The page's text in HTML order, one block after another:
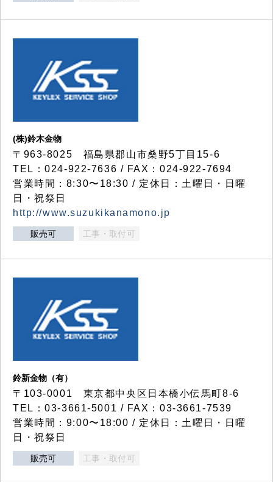
(株)鈴木金物
〒963-8025 福島県郡山市桑野5丁目15-6
TEL：024-922-7636 / FAX：024-922-7694
営業時間：8:30〜18:30 / 定休日：土曜日・日曜
日・祝祭日
http://www.suzukikanamono.jp
販売可 工事・取付可
鈴新金物（有）
〒103-0001 東京都中央区日本橋小伝馬町8-6
TEL：03-3661-5001 / FAX：03-3661-7539
営業時間：9:00〜18:00 / 定休日：土曜日・日曜
日・祝祭日
販売可 工事・取付可